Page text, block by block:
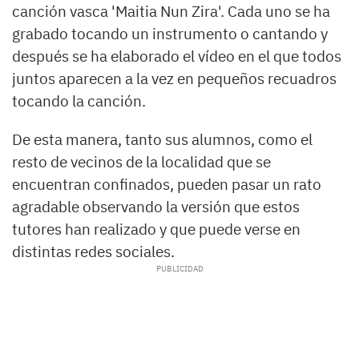
canción vasca 'Maitia Nun Zira'. Cada uno se ha
grabado tocando un instrumento o cantando y
después se ha elaborado el vídeo en el que todos
juntos aparecen a la vez en pequeños recuadros
tocando la canción.
De esta manera, tanto sus alumnos, como el
resto de vecinos de la localidad que se
encuentran confinados, pueden pasar un rato
agradable observando la versión que estos
tutores han realizado y que puede verse en
distintas redes sociales.